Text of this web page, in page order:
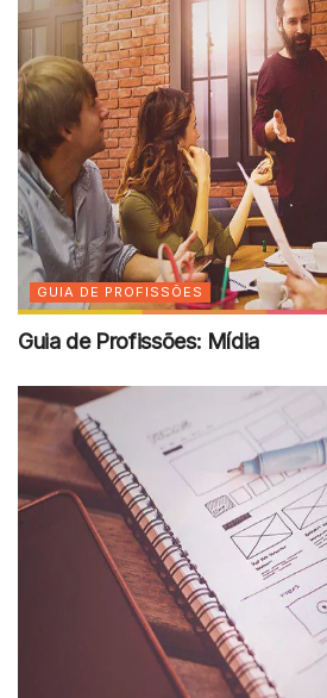
GUIA DE PROFISSÕES
Guia de Profissões: Mídia